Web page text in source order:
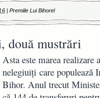
|Premiile Lui Bihorel
două mustrări
Asta este marea realizare
nelegiuiţi care populează
Bihor. Anul trecut